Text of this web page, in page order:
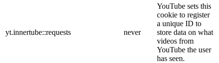
yt.innertube::requests never
YouTube sets this
cookie to register
a unique ID to
store data on what
videos from
YouTube the user
has seen.